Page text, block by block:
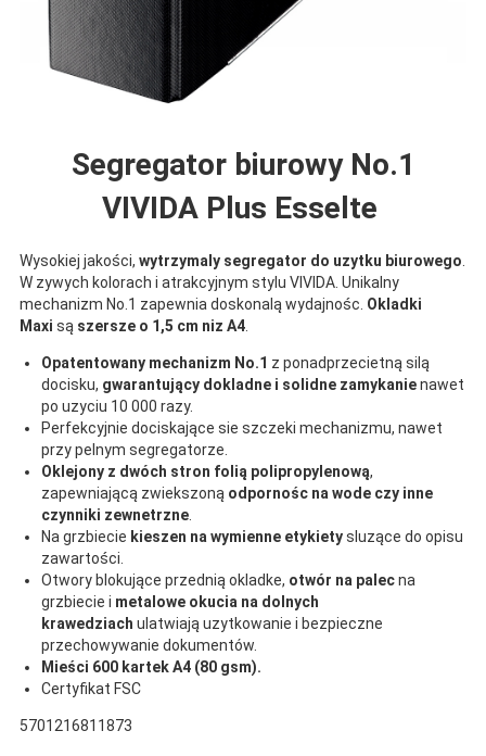
Segregator biurowy No.1
VIVIDA Plus Esselte
Wysokiej jakości, wytrzymaly segregator do uzytku biurowego.
W zywych kolorach i atrakcyjnym stylu VIVIDA. Unikalny
mechanizm No.1 zapewnia doskonalą wydajnośc. Okladki
Maxi są szersze o 1,5 cm niz A4.
Opatentowany mechanizm No.1 z ponadprzecietną silą
docisku, gwarantujący dokladne i solidne zamykanienawet
po uzyciu 10 000 razy.
Perfekcyjnie dociskające sie szczeki mechanizmu, nawet
przy pelnym segregatorze.
Oklejony z dwóch stron folią polipropylenową,
zapewniającą zwiekszoną odpornośc na wode czy inne
czynniki zewnetrzne.
Na grzbiecie kieszen na wymienne etykietysluzące do opisu
zawartości.
Otwory blokujące przednią okladke, otwór na palecna
grzbiecie i metalowe okucia na dolnych
krawedziach ulatwiają uzytkowanie i bezpieczne
przechowywanie dokumentów.
Mieści 600 kartek A4 (80 gsm).
Certyfikat FSC
5701216811873